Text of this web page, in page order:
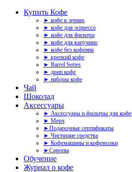
Купить Кофе
► кофе в зернах
► кофе для эспрессо
► кофе для фильтра
► кофе для капучино
► кофе без кофеина
► крепкий кофе
► Barrel Series
► дрип кофе
► наборы кофе
Чай
Шоколад
Аксессуары
► Аксессуары и фильтры для кофе
► Мерч
►Подарочные сертификаты
► Чистящие средства
► Кофемашины и кофемолки
►Сиропы
Обучение
Журнал о кофе